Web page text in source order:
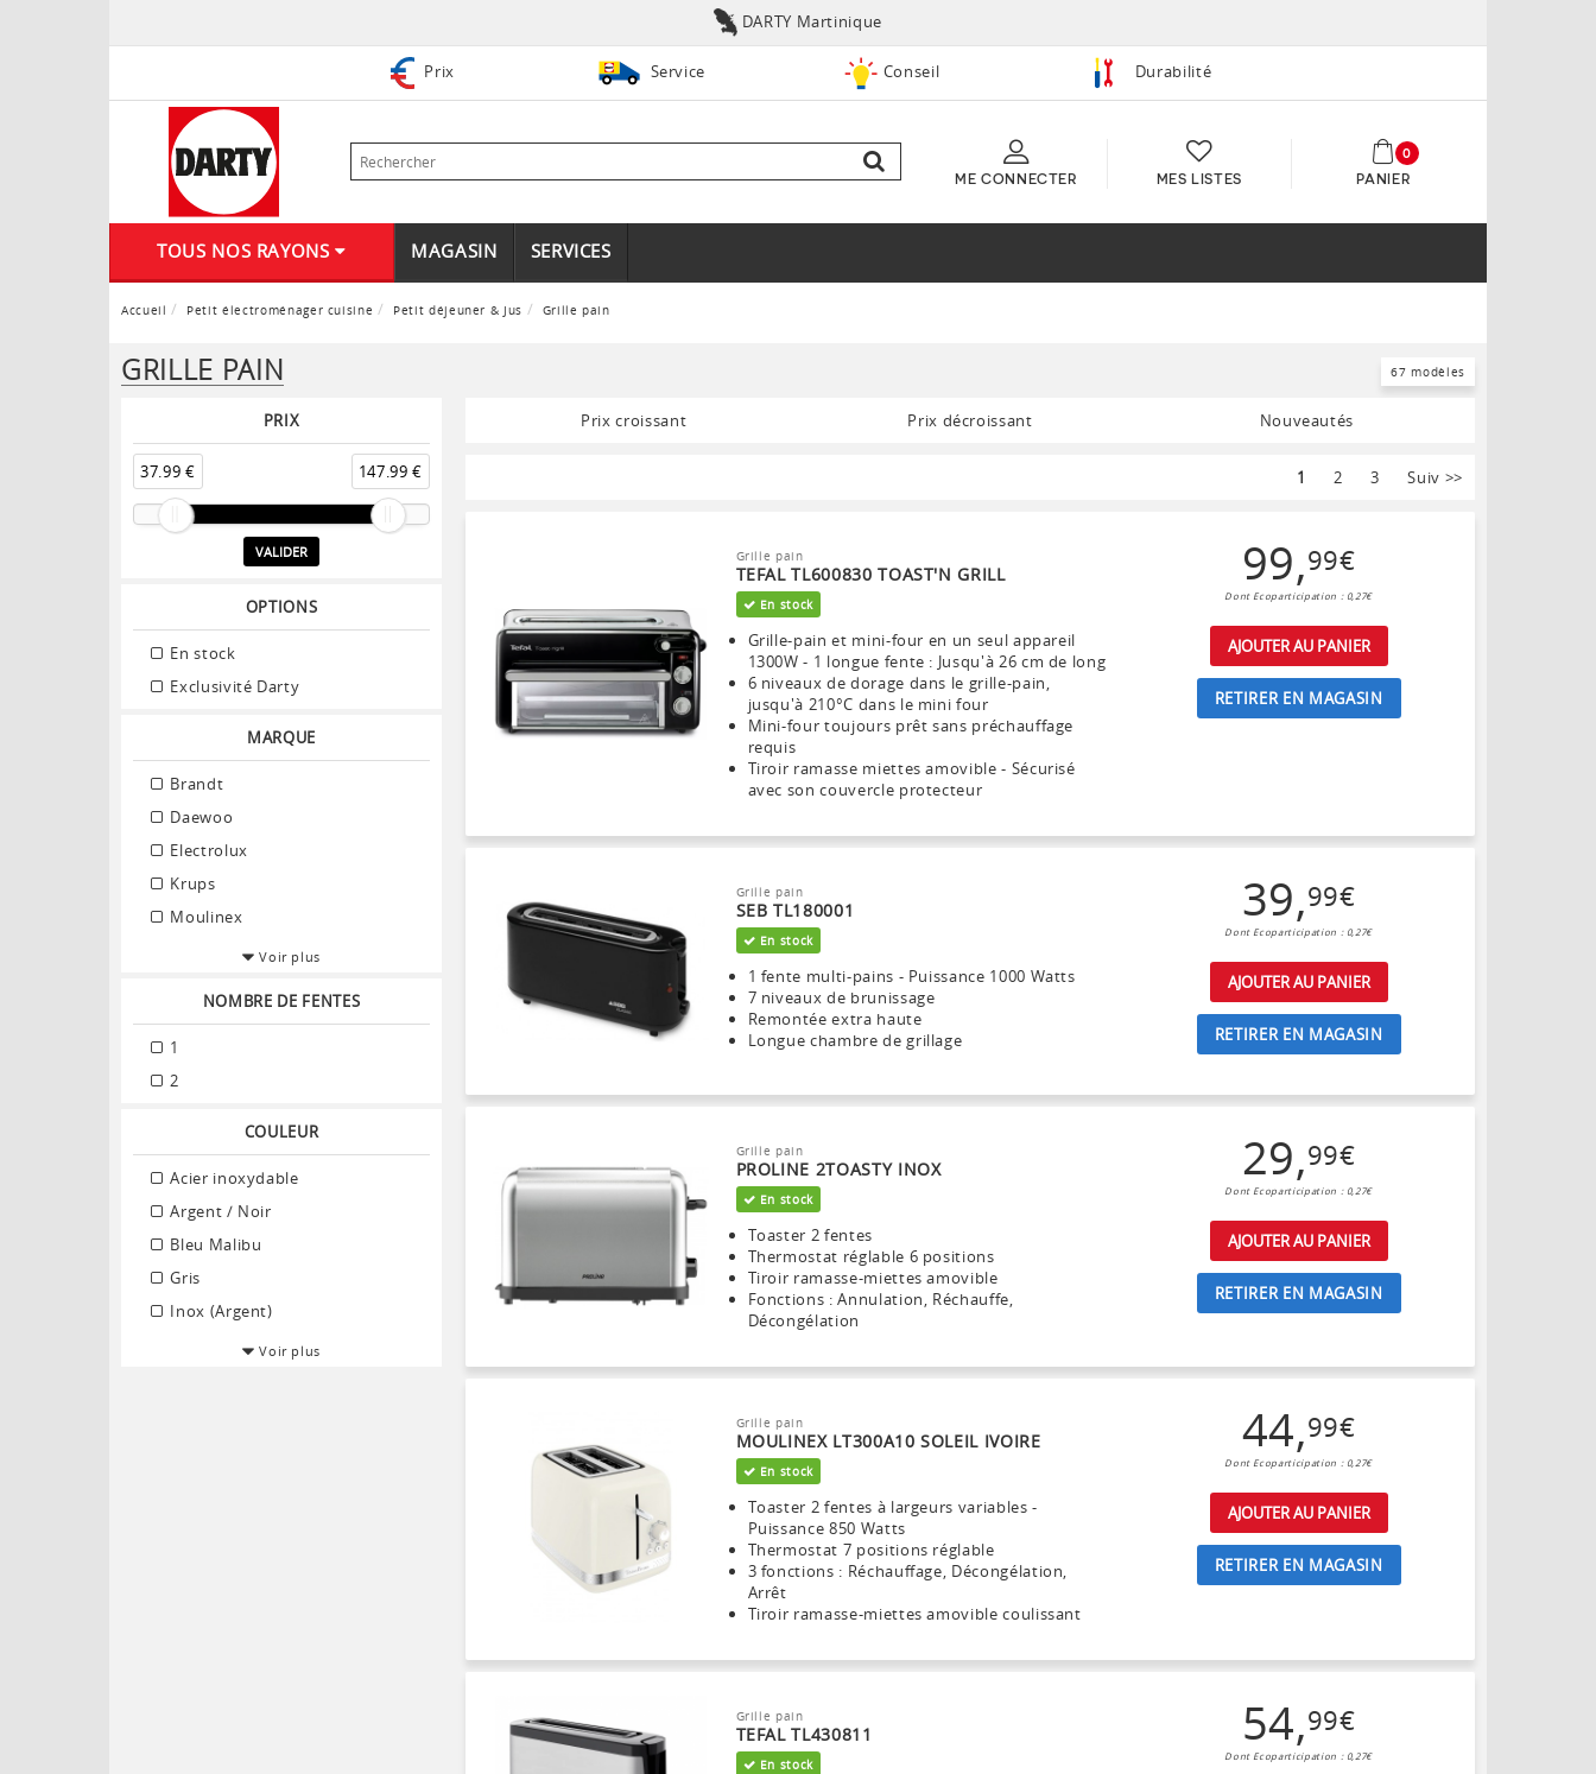
DARTY Martinique
Prix Service Conseil Durabilité
ME CONNECTER MES LISTES PANIER
0
TOUS NOS RAYONS MAGASIN SERVICES
Accueil Petit électroménager cuisine Petit déjeuner & Jus Grille pain
GRILLE PAIN 67 modèles
PRIX
37.99 € 147.99 €
VALIDER
OPTIONS
En stock
Exclusivité Darty
MARQUE
Brandt
Daewoo
Electrolux
Krups
Moulinex
Voir plus
NOMBRE DE FENTES
1
2
COULEUR
Acier inoxydable
Argent / Noir
Bleu Malibu
Gris
Inox (Argent)
Voir plus
Prix croissant Prix décroissant Nouveautés
1 2 3 Suiv >>
Grille pain
TEFAL TL600830 TOAST'N GRILL
En stock
Grille-pain et mini-four en un seul appareil
1300W - 1 longue fente : Jusqu'à 26 cm de long
6 niveaux de dorage dans le grille-pain,
jusqu'à 210°C dans le mini four
Mini-four toujours prêt sans préchauffage
requis
Tiroir ramasse miettes amovible - Sécurisé
avec son couvercle protecteur
99,99€
Dont Ecoparticipation : 0,27€
AJOUTER AU PANIER
RETIRER EN MAGASIN
Grille pain
SEB TL180001
En stock
1 fente multi-pains - Puissance 1000 Watts
7 niveaux de brunissage
Remontée extra haute
Longue chambre de grillage
39,99€
Dont Ecoparticipation : 0,27€
AJOUTER AU PANIER
RETIRER EN MAGASIN
Grille pain
PROLINE 2TOASTY INOX
En stock
Toaster 2 fentes
Thermostat réglable 6 positions
Tiroir ramasse-miettes amovible
Fonctions : Annulation, Réchauffe,
Décongélation
29,99€
Dont Ecoparticipation : 0,27€
AJOUTER AU PANIER
RETIRER EN MAGASIN
Grille pain
MOULINEX LT300A10 SOLEIL IVOIRE
En stock
Toaster 2 fentes à largeurs variables -
Puissance 850 Watts
Thermostat 7 positions réglable
3 fonctions : Réchauffage, Décongélation,
Arrêt
Tiroir ramasse-miettes amovible coulissant
44,99€
Dont Ecoparticipation : 0,27€
AJOUTER AU PANIER
RETIRER EN MAGASIN
Grille pain
TEFAL TL430811
En stock
54,99€
Dont Ecoparticipation : 0,27€